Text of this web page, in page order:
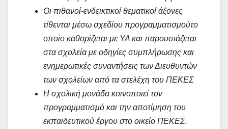
Οι πιθανοί-ενδεικτικοί θεματικοί άξονες
τίθενται μέσω σχεδίου προγραμματισμούτο
οποίο καθορίζεται με ΥΑ και παρουσιάζεται
στα σχολεία με οδηγίες συμπλήρωσης και
ενημερωτικές συναντήσεις των Διευθυντών
των σχολείων από τα στελέχη του ΠΕΚΕΣ
Η σχολική μονάδα κοινοποιεί τον
προγραμματισμό και την αποτίμηση του
εκπαιδευτικού έργου στο οικείο ΠΕΚΕΣ.